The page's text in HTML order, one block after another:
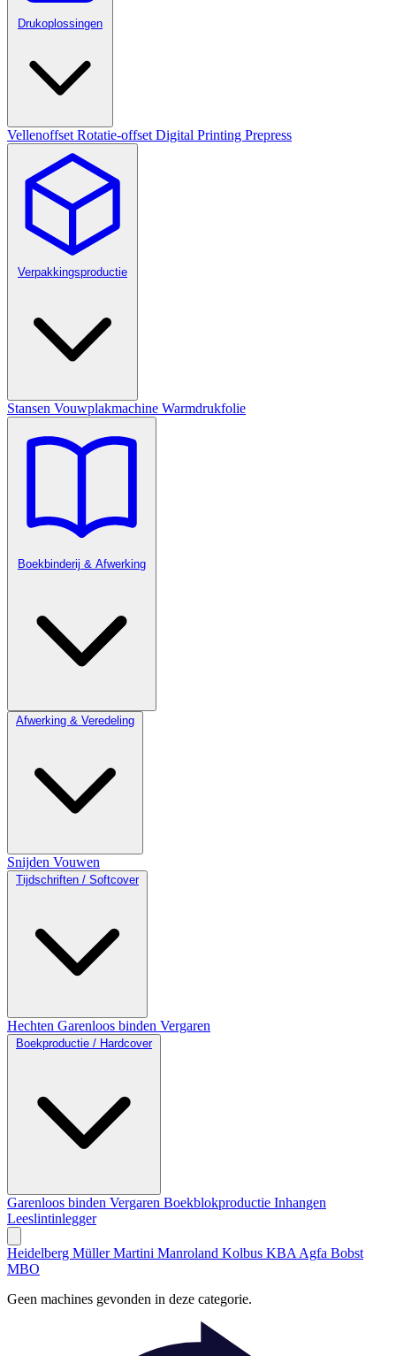
Drukoplossingen
Vellenoffset Rotatie-offset Digital Printing Prepress
Verpakkingsproductie
Stansen Vouwplakmachine Warmdrukfolie
Boekbinderij & Afwerking
Afwerking & Veredeling
Snijden Vouwen
Tijdschriften / Softcover
Hechten Garenloos binden Vergaren
Boekproductie / Hardcover
Garenloos binden Vergaren Boekblokproductie Inhangen
Leeslintinlegger
Heidelberg Müller Martini Manroland Kolbus KBA Agfa Bobst
MBO
Geen machines gevonden in deze categorie.